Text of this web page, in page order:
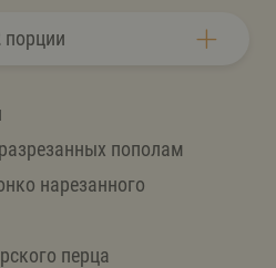
порции
пополам
нарезанного
перца